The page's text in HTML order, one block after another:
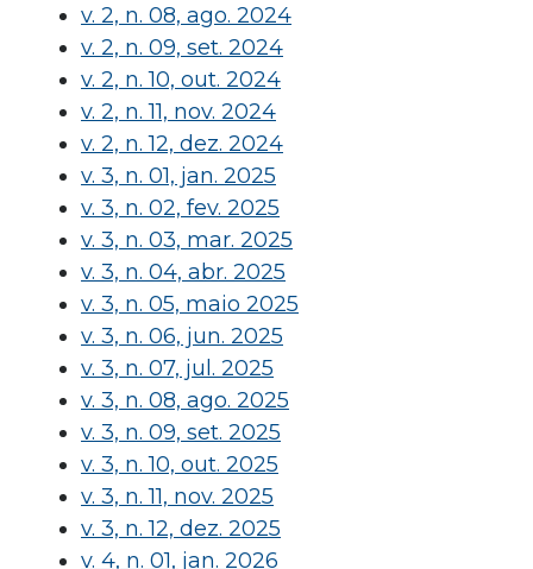
v. 2, n. 08, ago. 2024
v. 2, n. 09, set. 2024
v. 2, n. 10, out. 2024
v. 2, n. 11, nov. 2024
v. 2, n. 12, dez. 2024
v. 3, n. 01, jan. 2025
v. 3, n. 02, fev. 2025
v. 3, n. 03, mar. 2025
v. 3, n. 04, abr. 2025
v. 3, n. 05, maio 2025
v. 3, n. 06, jun. 2025
v. 3, n. 07, jul. 2025
v. 3, n. 08, ago. 2025
v. 3, n. 09, set. 2025
v. 3, n. 10, out. 2025
v. 3, n. 11, nov. 2025
v. 3, n. 12, dez. 2025
v. 4, n. 01, jan. 2026